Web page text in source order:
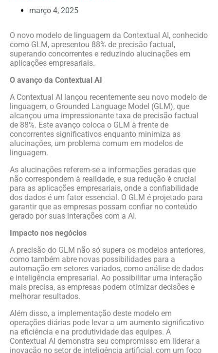
março 4, 2025
O novo modelo de linguagem da Contextual AI, conhecido
como GLM, apresentou 88% de precisão factual,
superando concorrentes e reduzindo alucinações em
aplicações empresariais.
O avanço da Contextual AI
A Contextual AI lançou recentemente seu novo modelo de
linguagem, o Grounded Language Model (GLM), que
alcançou uma impressionante taxa de precisão factual
de 88%. Este avanço coloca o GLM à frente de
concorrentes significativos enquanto minimiza as
alucinações, um problema comum em modelos de
linguagem.
As alucinações referem-se a informações geradas que
não correspondem à realidade, e sua redução é crucial
para as aplicações empresariais, onde a confiabilidade
dos dados é um fator essencial. O GLM é projetado para
garantir que as empresas possam confiar no conteúdo
gerado por suas interações com a AI.
Impacto nos negócios
A precisão do GLM não só supera os modelos anteriores,
como também abre novas possibilidades para a
automação em setores variados, como análise de dados
e inteligência empresarial. Ao possibilitar uma interação
mais precisa, as empresas podem otimizar decisões e
melhorar resultados.
Além disso, a implementação deste modelo em
operações diárias pode levar a um aumento significativo
na eficiência e na produtividade das equipes. A
Contextual AI demonstra seu compromisso em liderar a
inovação no setor de inteligência artificial, com um foco